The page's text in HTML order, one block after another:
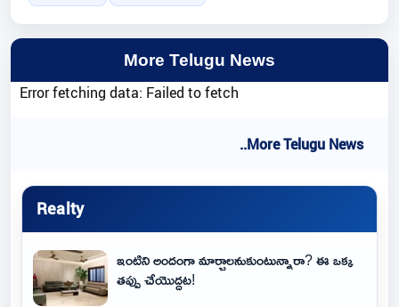
More Telugu News
Error fetching data: Failed to fetch
..More Telugu News
Realty
ఇంటిని అందంగా మార్చాలనుకుంటున్నారా? ఈ ఒక్క
తప్పు చేయొద్దట!